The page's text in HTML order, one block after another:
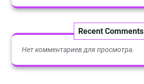
Recent Comments
Нет комментариев для просмотра.